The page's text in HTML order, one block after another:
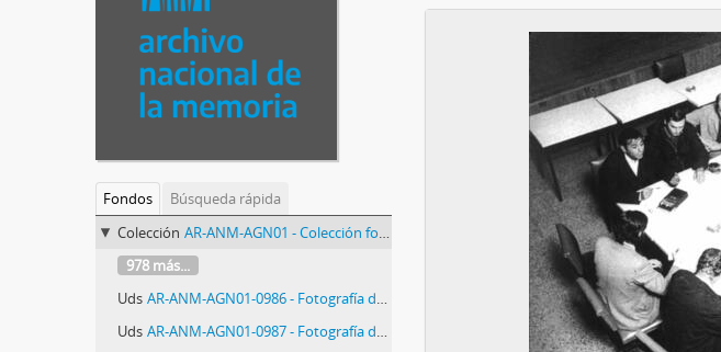
Fondos
Búsqueda rápida
Colección AR-ANM-AGN01 - Colección fotográfica AGN (Archivo General de la Nación)
978 más...
Uds AR-ANM-AGN01-0986 - Fotografía del atentado a Francisco Soldati
Uds AR-ANM-AGN01-0987 - Fotografía de atentado con bomba